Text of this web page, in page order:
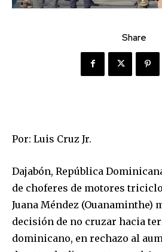
Share
Por: Luis Cruz Jr.
Dajabón, República
de choferes de motores
Juana Méndez (Ouanaminthe)
decisión de no cruzar hacia
dominicano, en rechazo al